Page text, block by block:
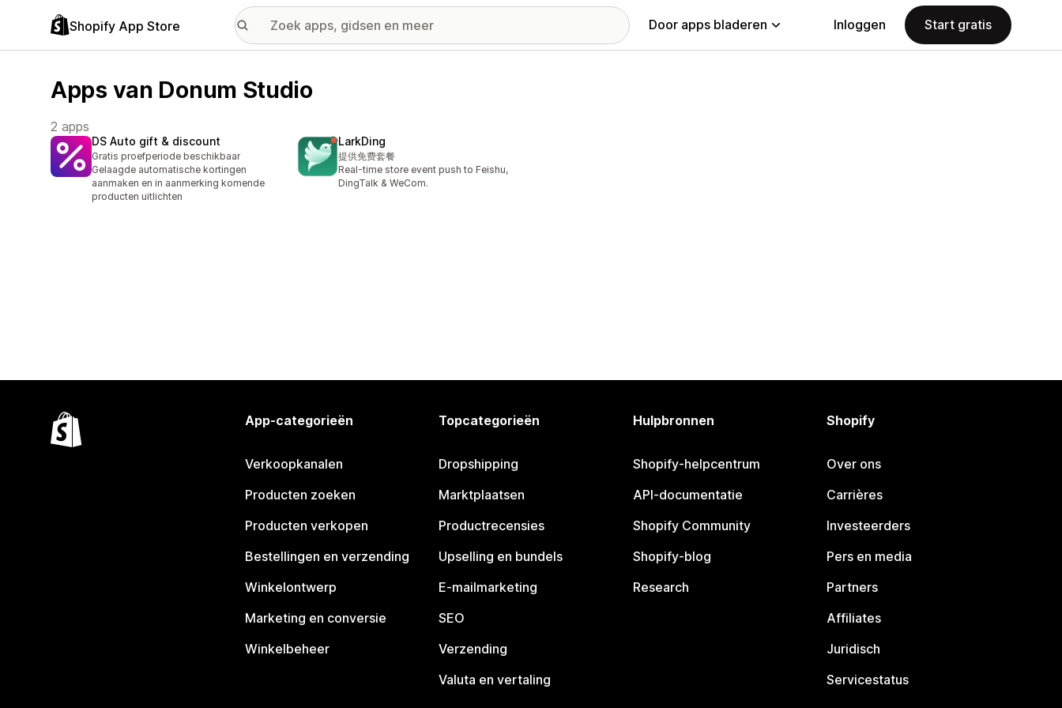
Shopify App Store Door apps bladeren Inloggen Start gratis
Apps van Donum Studio
2 apps
DS Auto gift & discount
Gratis proefperiode beschikbaar
Gelaagde automatische kortingen
aanmaken en in aanmerking komende
producten uitlichten
LarkDing
提供免费套餐
Real-time store event push to Feishu,
DingTalk & WeCom.
App-categorieën
Verkoopkanalen
Producten zoeken
Producten verkopen
Bestellingen en verzending
Winkelontwerp
Marketing en conversie
Winkelbeheer
Topcategorieën
Dropshipping
Marktplaatsen
Productrecensies
Upselling en bundels
E-mailmarketing
SEO
Verzending
Valuta en vertaling
Hulpbronnen
Shopify-helpcentrum
API-documentatie
Shopify Community
Shopify-blog
Research
Shopify
Over ons
Carrières
Investeerders
Pers en media
Partners
Affiliates
Juridisch
Servicestatus